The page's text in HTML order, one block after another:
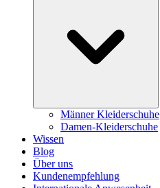
Männer Kleiderschuhe
Damen-Kleiderschuhe
Wissen
Blog
Über uns
Kundenempfehlung